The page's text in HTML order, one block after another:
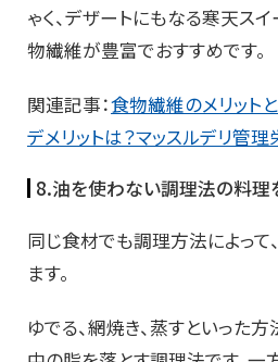
ゃく、デザートにもなる寒天ス
物繊維が豊富でおすすめです。
関連記事：食物繊維のメリット
デメリットは？マッスルデリ管
8.油を使わない調理法の料理
同じ食材でも調理方法によって
ます。
ゆでる、網焼き、蒸すといった